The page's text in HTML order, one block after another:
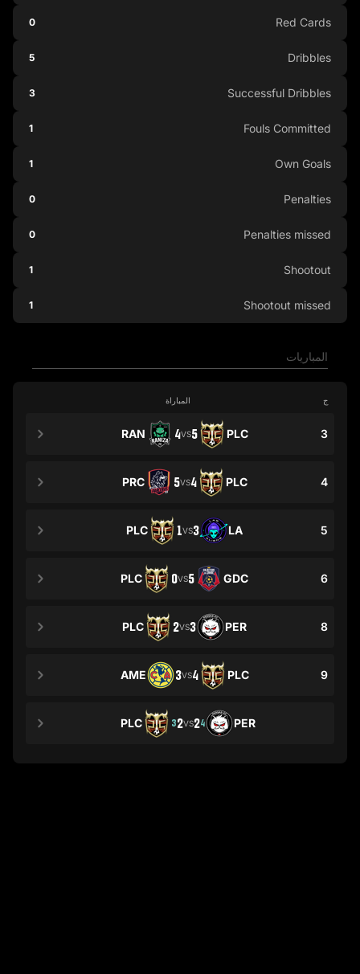
المباريات
ج المباراة
3
PLC
5
VS
4
RAN
4
PLC
4
VS
5
PRC
5
LA
3
VS
1
PLC
6
GDC
5
VS
0
PLC
8
PER
3
VS
2
PLC
9
PLC
4
VS
3
AME
PER
4
2
VS
2
3
PLC
Red Cards
0
Dribbles
5
Successful Dribbles
3
Fouls Committed
1
Own Goals
1
Penalties
0
Penalties missed
0
Shootout
1
Shootout missed
1